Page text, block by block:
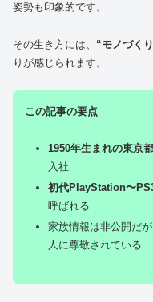
姿勢も印象的です。
その生き方には、 “モノづく
りが感じられます。
この記事の要点
1950年生まれの東京
入社
初代PlayStation〜
呼ばれる
家族情報は非公開だが
人に尊敬されている